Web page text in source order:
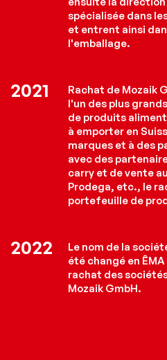
spécialisée dans
et entrent ainsi
l'emballage.
2021
Rachat de Mozaik
l'un des plus
de produits
à emporter en
marques et à des
avec des
carry et de vente
Prodega, etc., le
portefeuille de
Le nom de la
été changé en
rachat des
Mozaik GmbH.
2022